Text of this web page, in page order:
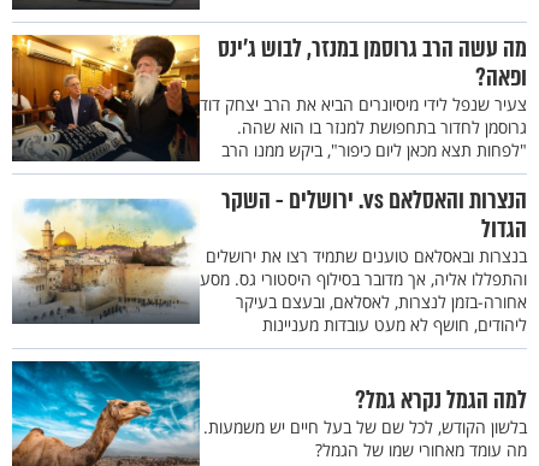
מה עשה הרב גרוסמן במנזר, לבוש ג’ינס
ופאה?
צעיר שנפל לידי מיסיונרים הביא את הרב יצחק דוד
גרוסמן לחדור בתחפושת למנזר בו הוא שהה.
"לפחות תצא מכאן ליום כיפור", ביקש ממנו הרב
הנצרות והאסלאם vs. ירושלים - השקר
הגדול
בנצרות ובאסלאם טוענים שתמיד רצו את ירושלים
והתפללו אליה, אך מדובר בסילוף היסטורי גס. מסע
אחורה-בזמן לנצרות, לאסלאם, ובעצם בעיקר
ליהודים, חושף לא מעט עובדות מעניינות
למה הגמל נקרא גמל?
בלשון הקודש, לכל שם של בעל חיים יש משמעות.
מה עומד מאחורי שמו של הגמל?